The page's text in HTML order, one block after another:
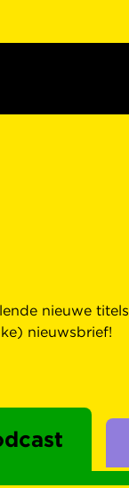
nieuwe
nieuwsbrief!